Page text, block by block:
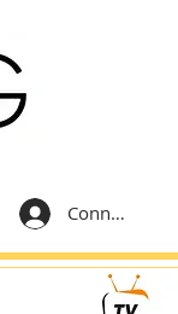
Connexion